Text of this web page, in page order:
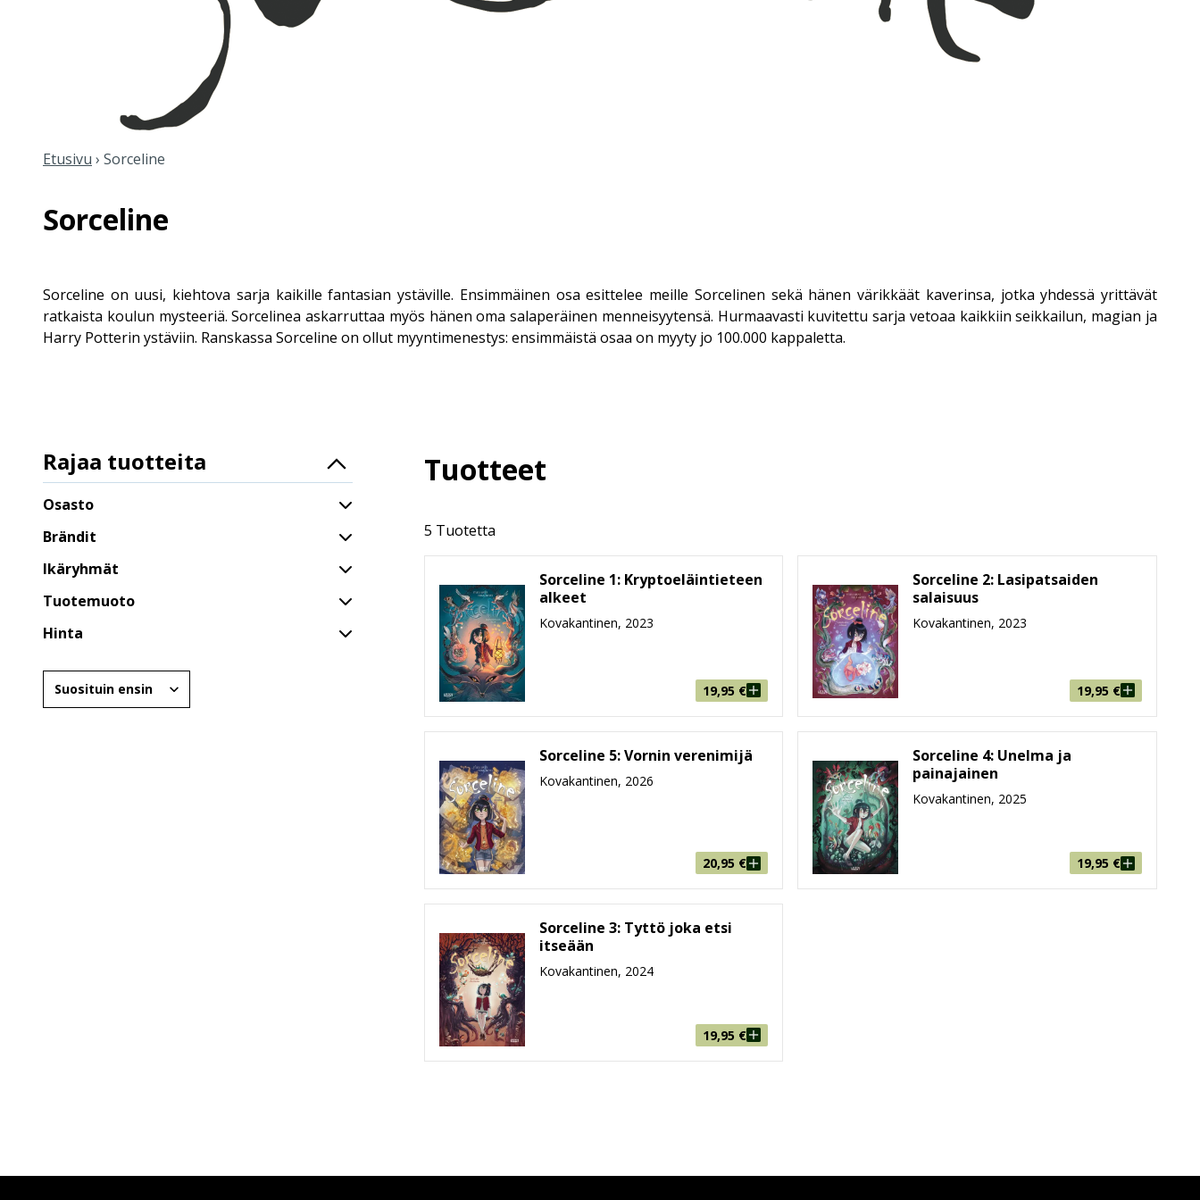
Etusivu › Sorceline
Sorceline
Sorceline on uusi, kiehtova sarja kaikille fantasian ystäville. Ensimmäinen osa esittelee meille Sorcelinen sekä hänen värikkäät kaverinsa, jotka yhdessä yrittävät
ratkaista koulun mysteeriä. Sorcelinea askarruttaa myös hänen oma salaperäinen menneisyytensä. Hurmaavasti kuvitettu sarja vetoaa kaikkiin seikkailun, magian ja
Harry Potterin ystäviin. Ranskassa Sorceline on ollut myyntimenestys: ensimmäistä osaa on myyty jo 100.000 kappaletta.
Rajaa tuotteita
Osasto
Brändit
Ikäryhmät
Tuotemuoto
Hinta
Järjestä
Tuotteet
5 Tuotetta
Sorceline 1: Kryptoeläintieteen
alkeet
Kovakantinen, 2023
19,95 €
Sorceline 2: Lasipatsaiden
salaisuus
Kovakantinen, 2023
19,95 €
Sorceline 5: Vornin verenimijä
Kovakantinen, 2026
20,95 €
Sorceline 4: Unelma ja
painajainen
Kovakantinen, 2025
19,95 €
Sorceline 3: Tyttö joka etsi
itseään
Kovakantinen, 2024
19,95 €